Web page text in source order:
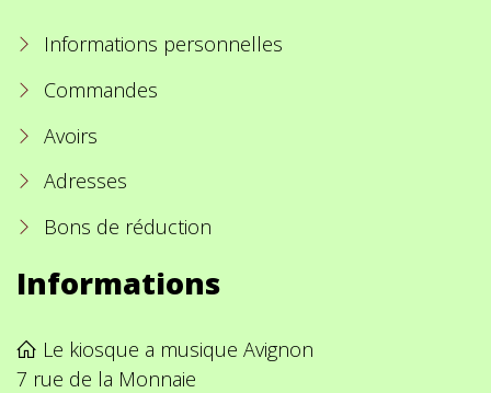
Informations personnelles
Commandes
Avoirs
Adresses
Bons de réduction
Informations
Le kiosque a musique Avignon
7 rue de la Monnaie